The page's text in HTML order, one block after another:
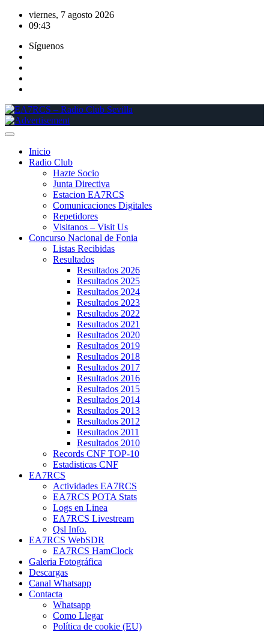
Saltar
viernes, 7 agosto 2026
09:43
Síguenos
Inicio
Radio Club
Hazte Socio
Junta Directiva
Estacion EA7RCS
Comunicaciones Digitales
Repetidores
Visitanos – Visit Us
Concurso Nacional de Fonia
Listas Recibidas
Resultados
Resultados 2026
Resultados 2025
Resultados 2024
Resultados 2023
Resultados 2022
Resultados 2021
Resultados 2020
Resultados 2019
Resultados 2018
Resultados 2017
Resultados 2016
Resultados 2015
Resultados 2014
Resultados 2013
Resultados 2012
Resultados 2011
Resultados 2010
Records CNF TOP-10
Estadisticas CNF
EA7RCS
Actividades EA7RCS
EA7RCS POTA Stats
Logs en Linea
EA7RCS Livestream
Qsl Info.
EA7RCS WebSDR
EA7RCS HamClock
Galeria Fotográfica
Descargas
Canal Whatsapp
Contacta
Whatsapp
Como Llegar
Política de cookie (EU)